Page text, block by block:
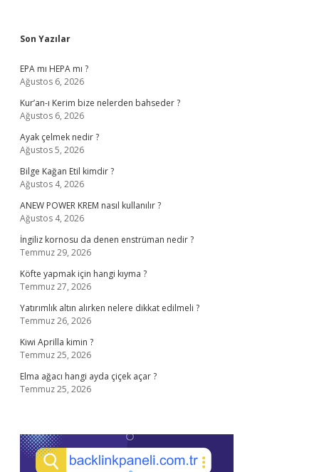
Sidebar
Son Yazılar
EPA mı HEPA mı ?
Ağustos 6, 2026
Kur’an-ı Kerim bize nelerden bahseder ?
Ağustos 6, 2026
Ayak çelmek nedir ?
Ağustos 5, 2026
Bilge Kağan Etil kimdir ?
Ağustos 4, 2026
ANEW POWER KREM nasıl kullanılır ?
Ağustos 4, 2026
İngiliz kornosu da denen enstrüman nedir ?
Temmuz 29, 2026
Köfte yapmak için hangi kıyma ?
Temmuz 27, 2026
Yatırımlık altın alırken nelere dikkat edilmeli ?
Temmuz 26, 2026
Kiwi Aprilla kimin ?
Temmuz 25, 2026
Elma ağacı hangi ayda çiçek açar ?
Temmuz 25, 2026